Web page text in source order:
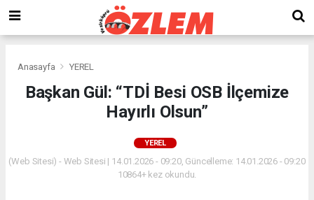
Anasayfa YEREL
Başkan Gül: “TDİ Besi OSB İlçemize
Hayırlı Olsun”
YEREL
(Web Sitesi) - Web Sitesi | 14.01.2026 - 09:20, Güncelleme: 14.01.2026 - 09:20
10864+ kez okundu.